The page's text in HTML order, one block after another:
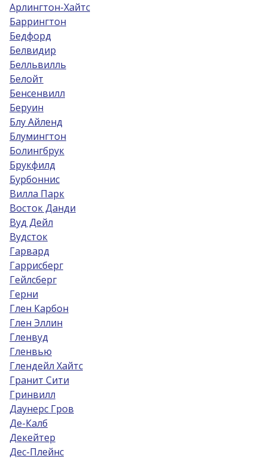
Арлингтон-Хайтс
Баррингтон
Бедфорд
Белвидир
Белльвилль
Белойт
Бенсенвилл
Беруин
Блу Айленд
Блумингтон
Болингбрук
Брукфилд
Бурбоннис
Вилла Парк
Восток Данди
Вуд Дейл
Вудсток
Гарвард
Гаррисберг
Гейлсберг
Герни
Глен Карбон
Глен Эллин
Гленвуд
Гленвью
Глендейл Хайтс
Гранит Сити
Гринвилл
Даунерс Гров
Де-Калб
Декейтер
Дес-Плейнс